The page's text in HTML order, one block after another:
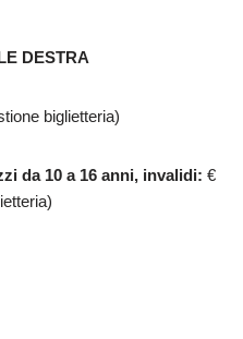
DESTRA
biglietteria)
da 10 a 16 anni, invalidi: €